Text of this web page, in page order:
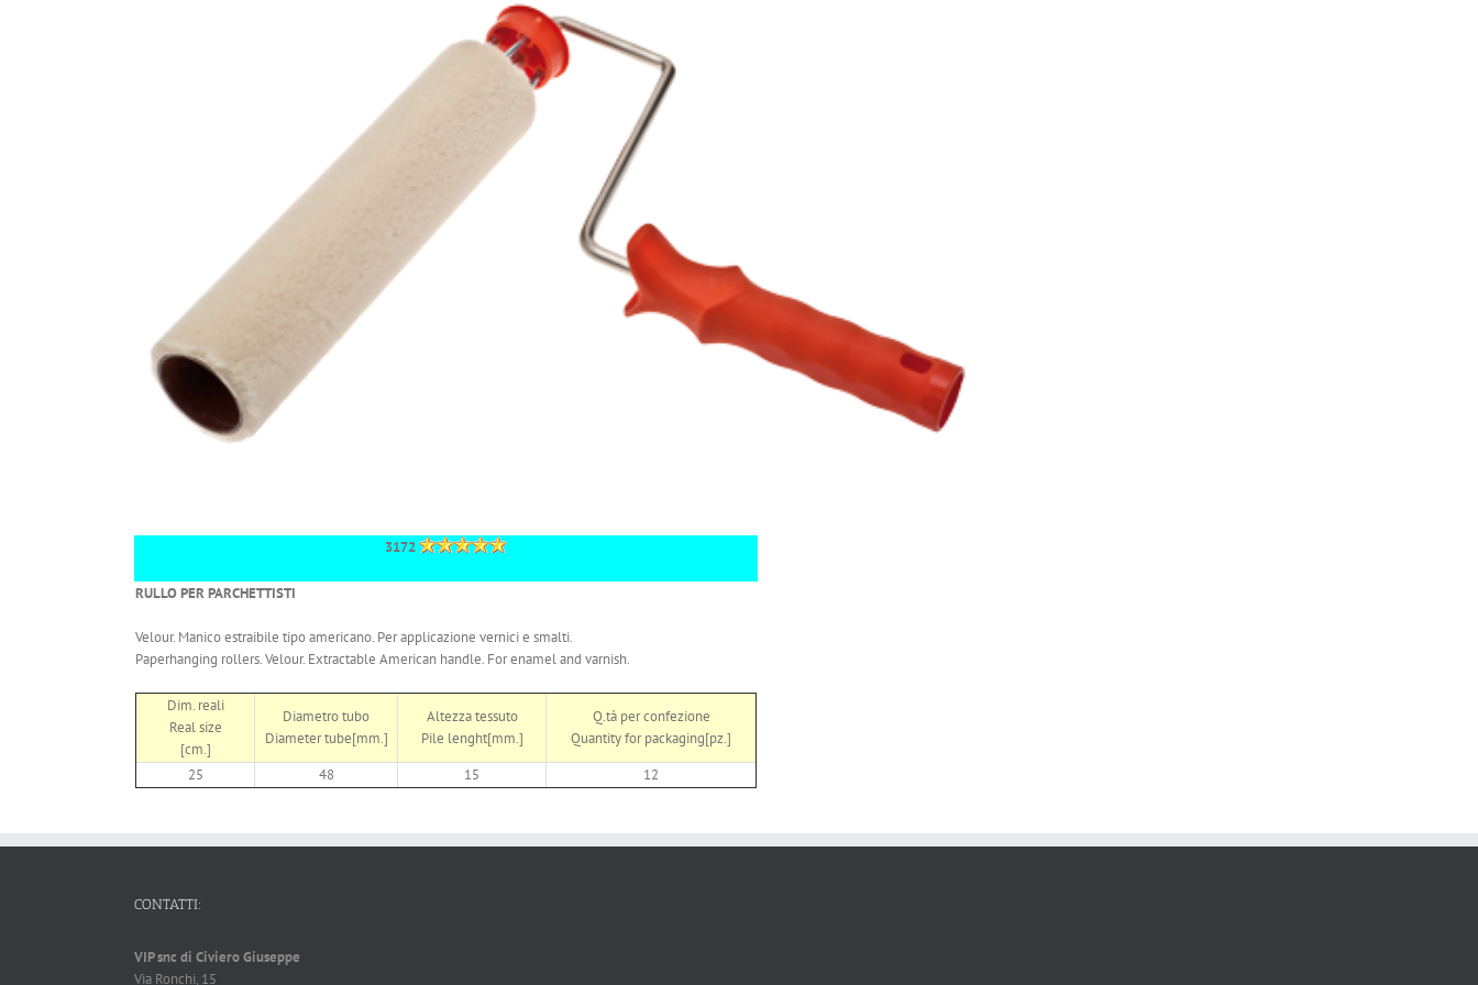
3172
RULLO PER PARCHETTISTI
Velour. Manico estraibile tipo americano. Per applicazione vernici e smalti.
Paperhanging rollers. Velour. Extractable American handle. For enamel and varnish.
Dim. reali
Real size
[cm.]
Diametro tubo
Diameter tube[mm.]
Altezza tessuto
Pile lenght[mm.]
Q.tà per confezione
Quantity for packaging[pz.]
25
48 15 12
CONTATTI:
VIP snc di Civiero Giuseppe
Via Ronchi, 15